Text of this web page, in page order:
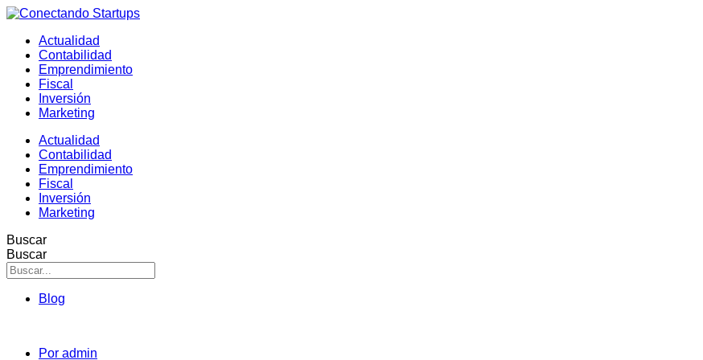
Actualidad
Contabilidad
Emprendimiento
Fiscal
Inversión
Marketing
Actualidad
Contabilidad
Emprendimiento
Fiscal
Inversión
Marketing
Buscar
Buscar
Blog
Por admin